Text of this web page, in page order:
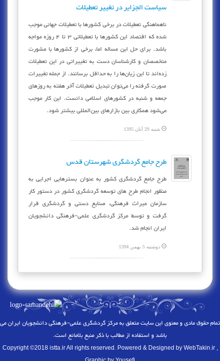
سیاست الجزایر در تغییر تعطیلات
ناهماهنگی تعطیلات در برخی کشورها با تعطیلات جهانی موجب
شده که اقتصاد این کشورها با تعطیلاتی 3 تا 4 روزه مواجه
باشد. برای حل این مساله اما، برخی از کشورها با مشورت
متخصصان و کارشناسان دست به تغییراتی در این تعطیلات
زده‌اند تا این زیان‌ها را به حداقل برسانند. از جمله تغییرات
صورت گرفته را می‌توان تبدیل تعطیلات آخر هفته به روزهای
جمعه و شنبه در کشورهای اسلامی دانست. این کار موجب
می‌شود همکاری بین بازارهای بین‌المللی بیشتر شود.
شنبه 29 آبان 1395
طرح جامع گردشگری شهرستان قدس
طرح جامع گردشگری کشور به عنوان بسترهایی اجرایی به
منظور انجام طرح های توسعه گردشگری کشور در دستور کار
سازمان میراث فرهنگی، صنایع دستی و گردشگری قرار
گرفت و توسط مرکز گردشگری علمی-فرهنگی دانشجویان
ایران انجام شد.
دوشنبه 5 بهمن 1394
تمام حقوق مادی و معنوی این سایت متعلق بهمرکز گردشگری علمی-فرهنگی دانشجویان ایرانمی
باشد و استفاده از مطالب با ذکر منبع بلامانع است.
Copyright ©2018 istta.ir All rights reserved. Powered & Designed by WebTakin.ir,